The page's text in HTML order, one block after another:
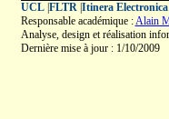
UCL| FLTR| Itinera Electronica|
Responsable académique :Alain
Analyse, design et réalisation
Dernière mise à jour : 1/10/2009